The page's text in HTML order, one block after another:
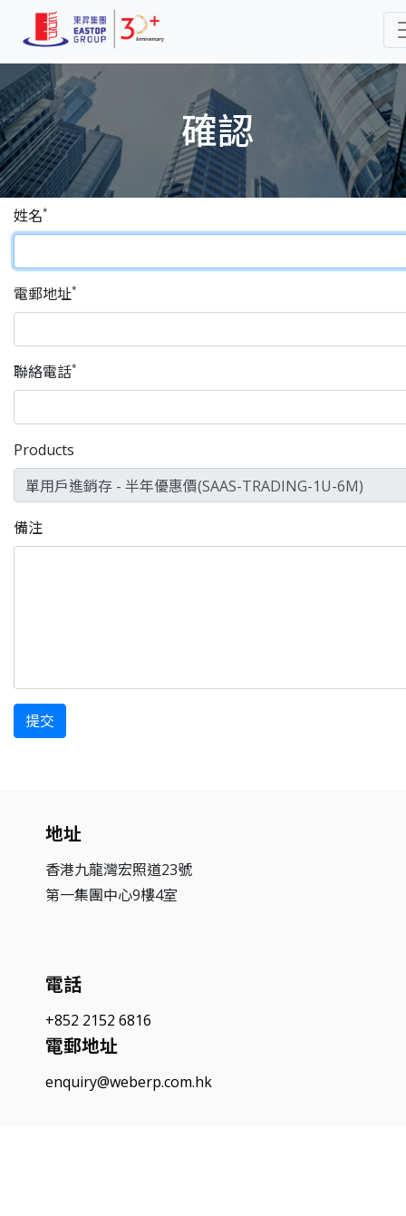
確認
姓名
電郵地址
聯絡電話
Products
備注
提交
地址
香港九龍灣宏照道23號
第一集團中心9樓4室
電話
+852 2152 6816
電郵地址
enquiry@weberp.com.hk